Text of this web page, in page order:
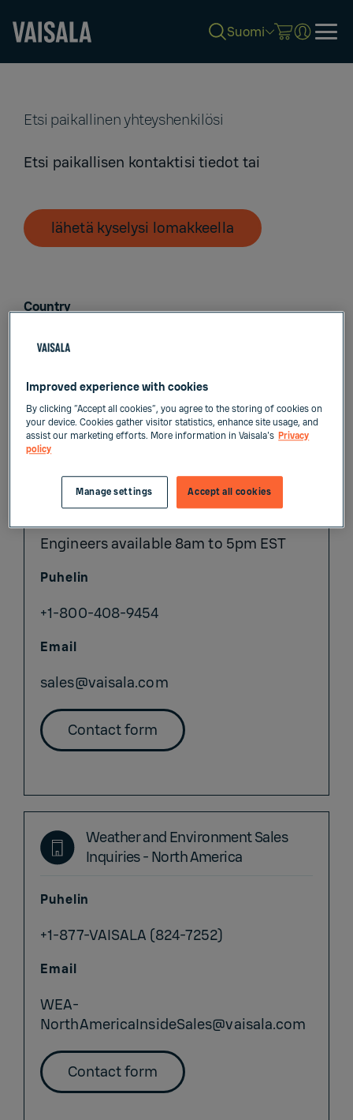
content
Suomi
Etsi paikallinen yhteyshenkilösi
Etsi paikallisen kontaktisi tiedot tai
lähetä kyselysi lomakkeella
Country
Myyntitiedustelut
Industrial Measurements Sales
Inquiries
Engineers available 8am to 5pm EST
Puhelin
+1-800-408-9454
Email
sales@vaisala.com
Contact form
Weather and Environment Sales
Inquiries - North America
Puhelin
+1-877-VAISALA (824-7252)
Email
WEA-
NorthAmericaInsideSales@vaisala.com
Contact form
Improved experience with cookies
By clicking “Accept all cookies”, you agree to the storing of cookies on
your device. Cookies gather visitor statistics, enhance site usage, and
assist our marketing efforts. More information in Vaisala's Privacy
policy
Accept all cookies
Manage settings